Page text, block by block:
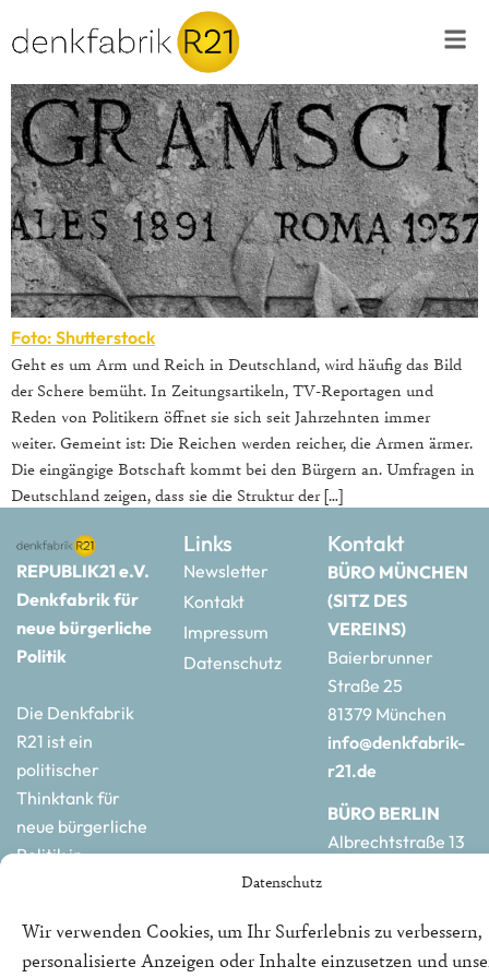
Datenschutz
Wir verwenden Cookies, um Ihr Surferlebnis zu verbessern,
personalisierte Anzeigen oder Inhalte einzusetzen und
Foto: Shutterstock
Geht es um Arm und Reich in Deutschland, wird häufig das Bild
der Schere bemüht. In Zeitungsartikeln, TV-Reportagen und
Reden von Politikern öffnet sie sich seit Jahrzehnten immer
weiter. Gemeint ist: Die Reichen werden reicher, die Armen ärmer.
Die eingängige Botschaft kommt bei den Bürgern an. Umfragen in
Deutschland zeigen, dass sie die Struktur der […]
REPUBLIK21 e.V.
Denkfabrik für
neue bürgerliche
Politik
Die Denkfabrik
R21 ist ein
politischer
Thinktank für
neue bürgerliche
Politik in
Links
Newsletter
Kontakt
Impressum
Datenschutz
Kontakt
BÜRO MÜNCHEN
(SITZ DES
VEREINS)
Baierbrunner
Straße 25
81379 München
info@denkfabrik-
r21.de
BÜRO BERLIN
Albrechtstraße 13
r21.de